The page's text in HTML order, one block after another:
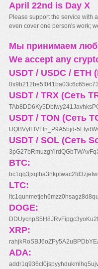
April 22nd is Day X
Please support the service with
even cover one person's work;
Мы принимаем
We accept any
USDT / USDC / ETH
USDT / TRX (Сеть
USDT / TON (Сеть
UQBVyfFlVFln_P9A5bjd-
USDT / SOL (Сеть
BTC:
LTC:
DOGE:
XRP:
ADA: